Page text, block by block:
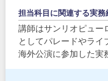
担当科目に関連する実務
講師はサンリオピュー
としてパレードやライ
海外公演に参加した実